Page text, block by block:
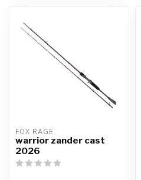
FOX RAGE
warrior zander cast
2026